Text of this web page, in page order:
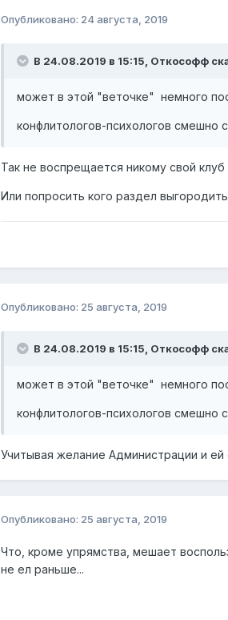
Опубликовано: 24 августа, 2019
В 24.08.2019 в 15:15, Откософф
может в этой "веточке" немного
конфлитологов-психологов смешно
Так не воспрещается никому свой клуб
Или попросить кого раздел
Опубликовано: 25 августа, 2019
В 24.08.2019 в 15:15, Откософф
может в этой "веточке" немного
конфлитологов-психологов смешно
Учитывая желание Администрации и
Опубликовано: 25 августа, 2019
Что, кроме упрямства, мешает
не ел раньше...